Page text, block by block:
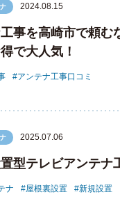
2024.08.15
事を高崎市で頼む
で大人気！
アンテナ工事口コミ
2025.07.06
型テレビアンテナ
ナ 屋根裏設置 新規設置